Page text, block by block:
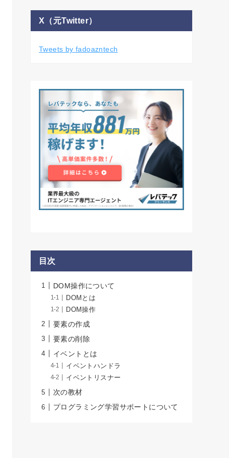
X（元Twitter）
Tweets by fadoazntech
目次
DOM操作について
DOMとは
DOM操作
要素の作成
要素の削除
イベントとは
イベントハンドラ
イベントリスナー
次の教材
プログラミング学習サポートについて